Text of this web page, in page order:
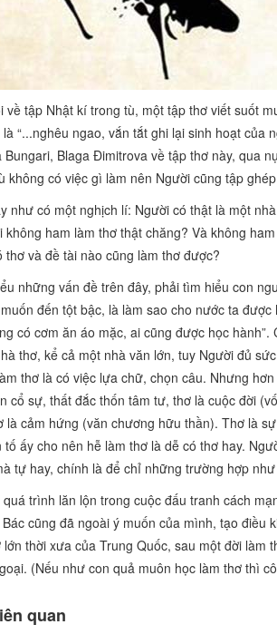
về tập Nhật kí trong tù, một tập thơ viết suốt
là“...nghêu ngao, vắn tắt ghi lại sinh hoạt của
Bungari, Blaga Đimitrova về tập thơ này, qua
không có việc gì làm nên Người cũng tập
như có một nghịch lí: Người có thật là một
không ham làm thơ thật chăng? Và không
thơ và đề tài nào cũng làm thơ được?
những vấn đề trên đây, phải tìm hiểu con
đến tột bậc, là làm sao cho nước ta
có cơm ăn áo mặc, ai cũng được học hành”.
thơ, kể cả một nhà văn lớn, tuy Người đủ
thơ là có việc lựa chữ, chọn câu. Nhưng
cổ sự, thất đắc thốn tâm tư, thơ là cuộc đời
là cảm hứng (văn chương hữu thần). Thơ là
tố ấy cho nên hễ làm thơ là dễ có thơ hay.
tự hay, chính là để chỉ những trường hợp như
trình lăn lộn trong cuộc đấu tranh cách
cũng đã ngoài ý muốn của mình, tạo
lớn thời xưa của Trung Quốc, sau một đời làm
(Nếu như con quả muôn học làm thơ thì
quan